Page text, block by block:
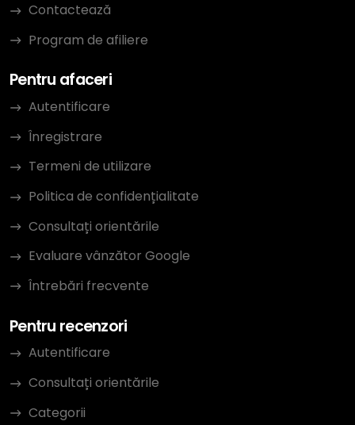
Contactează
Program de afiliere
Pentru afaceri
Autentificare
Înregistrare
Termeni de utilizare
Politica de confidențialitate
Consultați orientările
Evaluare vânzător Google
Întrebări frecvente
Pentru recenzori
Autentificare
Consultați orientările
Categorii